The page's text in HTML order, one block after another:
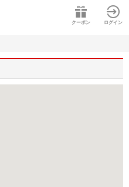
クーポン ログイン